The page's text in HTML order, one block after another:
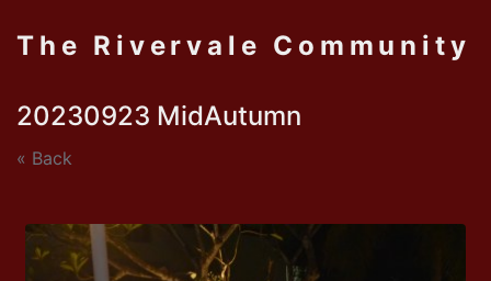
The Rivervale Community
20230923 MidAutumn
« Back